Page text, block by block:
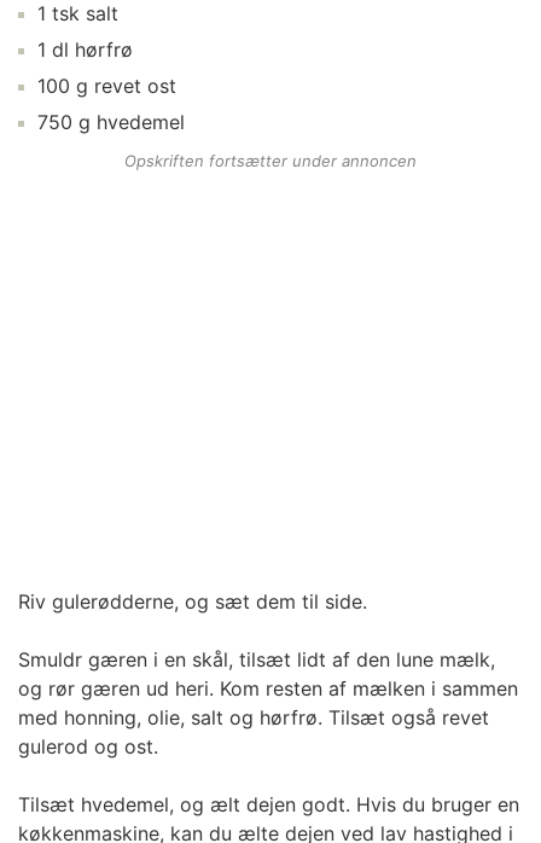
1 tsk salt
1 dl hørfrø
100 g revet ost
750 g hvedemel
Opskriften fortsætter under annoncen
Riv gulerødderne, og sæt dem til side.
Smuldr gæren i en skål, tilsæt lidt af den lune mælk,
og rør gæren ud heri. Kom resten af mælken i sammen
med honning, olie, salt og hørfrø. Tilsæt også revet
gulerod og ost.
Tilsæt hvedemel, og ælt dejen godt. Hvis du bruger en
køkkenmaskine, kan du ælte dejen ved lav hastighed i